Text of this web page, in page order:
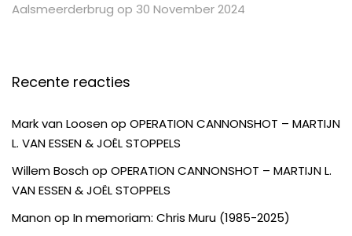
Aalsmeerderbrug op 30 November 2024
Recente reacties
Mark van Loosenop OPERATION CANNONSHOT – MARTIJN
L. VAN ESSEN & JOËL STOPPELS
Willem Boschop OPERATION CANNONSHOT – MARTIJN L.
VAN ESSEN & JOËL STOPPELS
Manonop In memoriam: Chris Muru (1985-2025)